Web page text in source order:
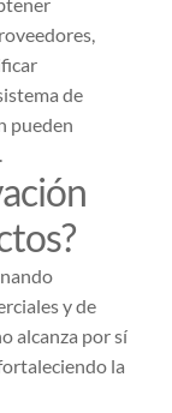
de
pueden
y de
alcanza por sí
la